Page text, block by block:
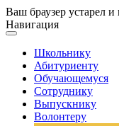
Ваш браузер устарел
Навигация
Школьнику
Абитуриенту
Обучающемуся
Сотруднику
Выпускнику
Волонтеру